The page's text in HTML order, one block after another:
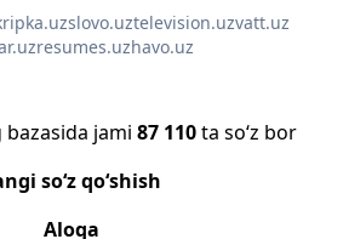
slovo.uztelevision.uzvatt.uz
resumes.uzhavo.uz
jami 87 110ta so‘z bor
so‘z qo‘shish
Aloqa